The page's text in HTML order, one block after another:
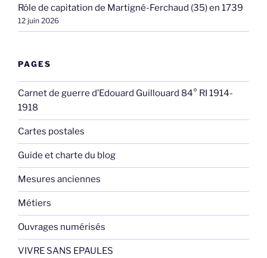
Rôle de capitation de Martigné-Ferchaud (35) en 1739
12 juin 2026
PAGES
Carnet de guerre d’Edouard Guillouard 84° RI 1914-
1918
Cartes postales
Guide et charte du blog
Mesures anciennes
Métiers
Ouvrages numérisés
VIVRE SANS EPAULES